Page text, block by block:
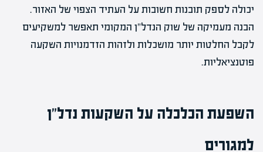
יכולה לספק תובנות חשובות על העתיד הצפוי של האזור.
הבנה מעמיקה של שוק הנדל"ן המקומי תאפשר למשקיעים
לקבל החלטות יותר מושכלות ולזהות הזדמנויות השקעה
פוטנציאליות.
השפעת הכלכלה על השקעות נדל"ן
למגורים